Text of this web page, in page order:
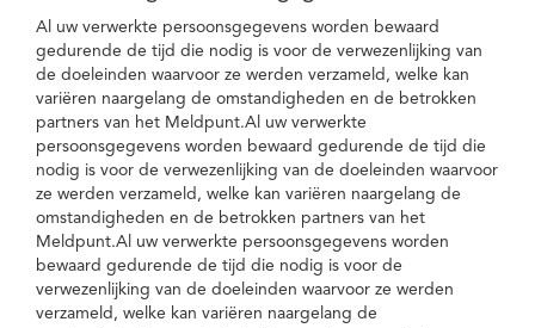
Al uw verwerkte persoonsgegevens worden bewaard
gedurende de tijd die nodig is voor de verwezenlijking van
de doeleinden waarvoor ze werden verzameld, welke kan
variëren naargelang de omstandigheden en de betrokken
partners van het Meldpunt.Al uw verwerkte
persoonsgegevens worden bewaard gedurende de tijd die
nodig is voor de verwezenlijking van de doeleinden waarvoor
ze werden verzameld, welke kan variëren naargelang de
omstandigheden en de betrokken partners van het
Meldpunt.Al uw verwerkte persoonsgegevens worden
bewaard gedurende de tijd die nodig is voor de
verwezenlijking van de doeleinden waarvoor ze werden
verzameld, welke kan variëren naargelang de